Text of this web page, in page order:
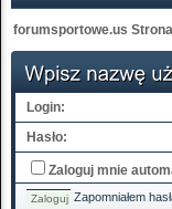
forumsportowe.us Strona
Login:
Hasło:
Zaloguj mnie
Zapomniałem